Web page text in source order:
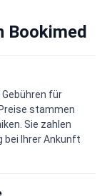
Bookimed
für
stammen
Sie zahlen
bei Ihrer Ankunft